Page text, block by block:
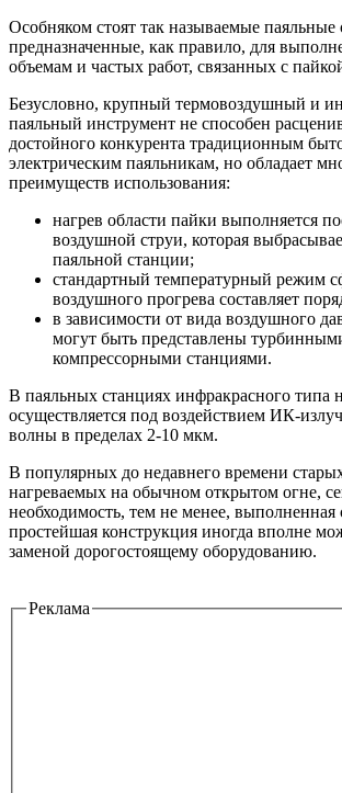
Особняком стоят так называемые паяльные
предназначенные, как правило, для
объемам и частых работ, связанных с
Безусловно, крупный термовоздушный и
паяльный инструмент не способен
достойного конкурента традиционным
электрическим паяльникам, но обладает
преимуществ использования:
нагрев области пайки выполняется
воздушной струи, которая
паяльной станции;
стандартный температурный режим
воздушного прогрева составляет
в зависимости от вида воздушного
могут быть представлены
компрессорными станциями.
В паяльных станциях инфракрасного типа
осуществляется под воздействием ИК-
волны в пределах 2-10 мкм.
В популярных до недавнего времени
нагреваемых на обычном открытом огне,
необходимость, тем не менее,
простейшая конструкция иногда вполне
заменой дорогостоящему оборудованию.
Реклама